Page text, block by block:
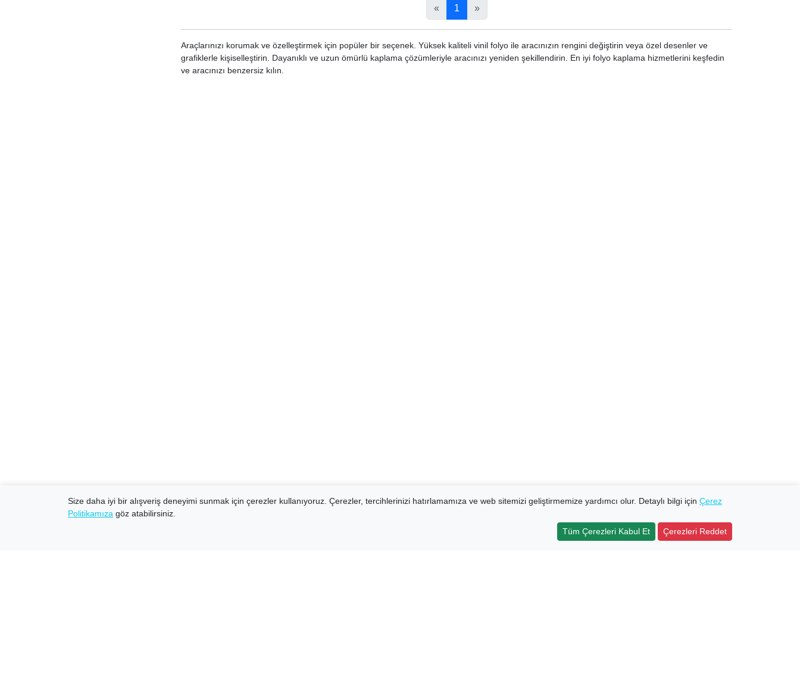
« 1 »
Araçlarınızı korumak ve özelleştirmek için popüler bir seçenek. Yüksek kaliteli vinil folyo ile aracınızın rengini değiştirin veya özel desenler ve
grafiklerle kişiselleştirin. Dayanıklı ve uzun ömürlü kaplama çözümleriyle aracınızı yeniden şekillendirin. En iyi folyo kaplama hizmetlerini keşfedin
ve aracınızı benzersiz kılın.
Size daha iyi bir alışveriş deneyimi sunmak için çerezler kullanıyoruz. Çerezler, tercihlerinizi hatırlamamıza ve web sitemizi geliştirmemize yardımcı olur. Detaylı bilgi için Çerez
Politikamıza göz atabilirsiniz.
Tüm Çerezleri Kabul Et
Çerezleri Reddet